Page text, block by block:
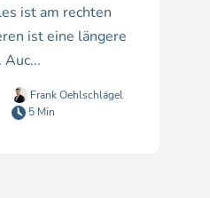
ist am rechten
ist eine längere
Auc...
Frank Oehlschlägel
5 Min